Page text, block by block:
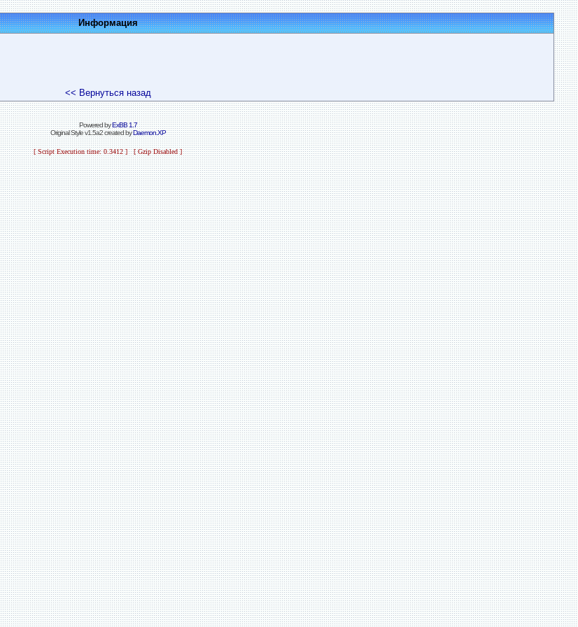
Информация
<< Вернуться назад
Powered byExBB 1.7
Original Style v1.5a2 created byDaemon.XP
[ Script Execution time: 0.3412 ] [ Gzip Disabled ]